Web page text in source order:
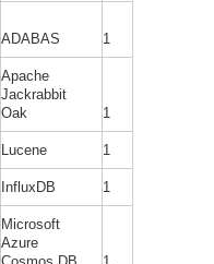
ADABAS 1
Apache
Jackrabbit
Oak
1
Lucene 1
InfluxDB 1
Microsoft
Azure